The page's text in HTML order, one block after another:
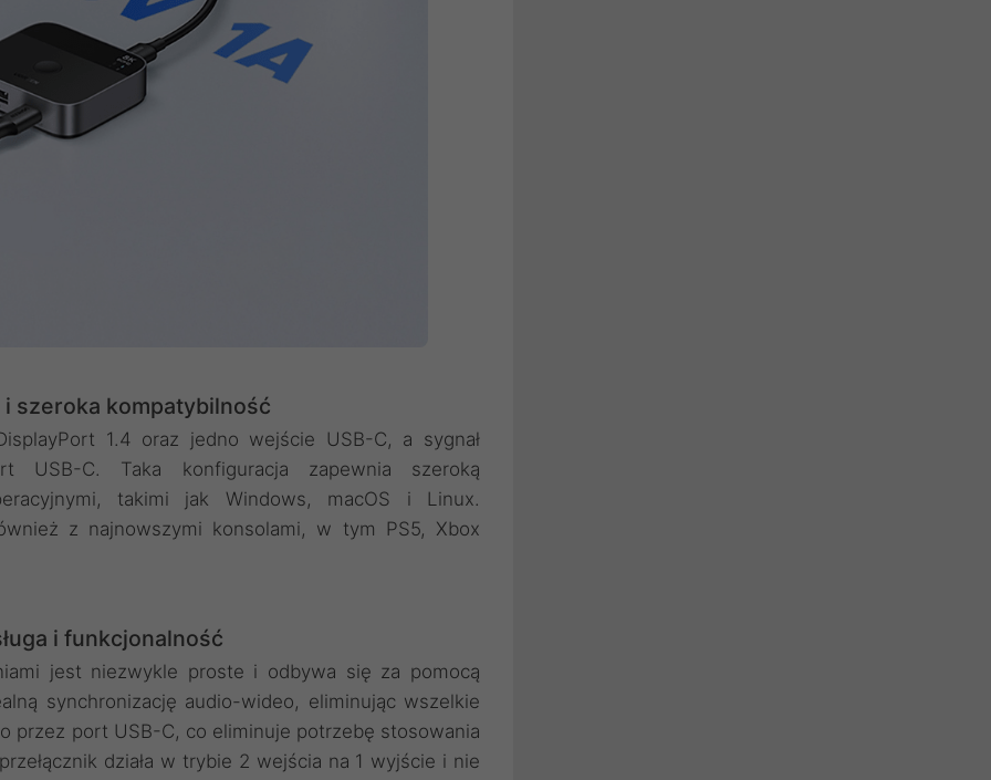
szeroka kompatybilność
1.4 oraz jedno wejście USB-C, a sygnał
USB-C. Taka konfiguracja zapewnia szeroką
takimi jak Windows, macOS i Linux.
z najnowszymi konsolami, w tym PS5, Xbox
i funkcjonalność
jest niezwykle proste i odbywa się za pomocą
synchronizację audio-wideo, eliminując wszelkie
przez port USB-C, co eliminuje potrzebę stosowania
działa w trybie 2 wejścia na 1 wyjście i nie